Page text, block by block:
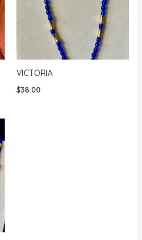
VICTORIA
$38.00